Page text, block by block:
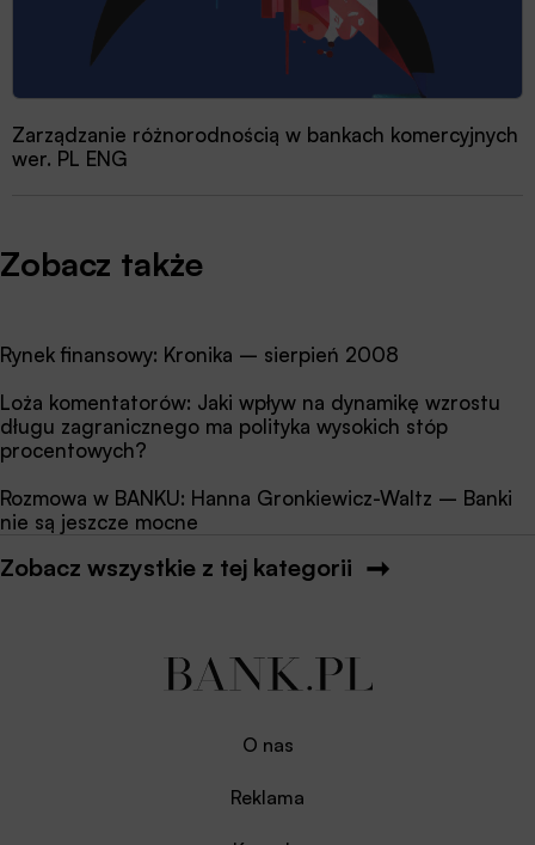
Zarządzanie różnorodnością w bankach komercyjnych
wer. PL ENG
Zobacz także
Rynek finansowy: Kronika – sierpień 2008
Loża komentatorów: Jaki wpływ na dynamikę wzrostu
długu zagranicznego ma polityka wysokich stóp
procentowych?
Rozmowa w BANKU: Hanna Gronkiewicz-Waltz – Banki
nie są jeszcze mocne
Zobacz wszystkie z tej kategorii
O nas
Reklama